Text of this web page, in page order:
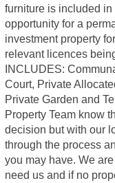
furniture is included in
opportunity for a
investment property
relevant licences
INCLUDES:
Court, Private
Private Garden and
Property Team know
decision but with our
through the process
you may have. We
need us and if no